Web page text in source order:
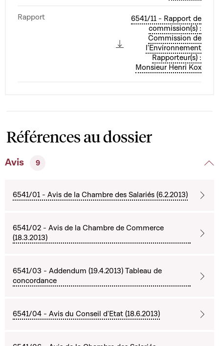
Rapport
6541/11 - Rapport de
commission(s) :
Commission de
l'Environnement
Rapporteur(s) :
Monsieur Henri Kox
Références au dossier
Avis 9
6541/01 - Avis de la Chambre des Salariés (6.2.2013)
6541/02 - Avis de la Chambre de Commerce
(18.3.2013)
6541/03 - Addendum (19.4.2013) Tableau de
concordance
6541/04 - Avis du Conseil d'Etat (18.6.2013)